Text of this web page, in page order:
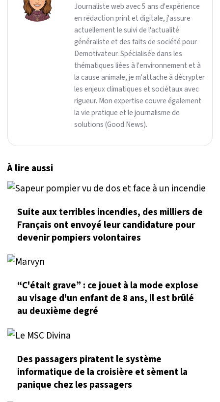
Journaliste web avec 5 ans d'expérience
en rédaction print et digitale, j'assure
actuellement le suivi de l'actualité
généraliste et des faits de société pour
Demotivateur. Spécialisée dans les
thématiques liées à l'environnement et à
la cause animale, je m'attache à décrypter
les enjeux climatiques et sociétaux avec
rigueur. Mon expertise couvre également
la vie pratique et le journalisme de
solutions (Good News).
À lire aussi
Suite aux terribles incendies, des milliers de
Français ont envoyé leur candidature pour
devenir pompiers volontaires
“C'était grave” : ce jouet à la mode explose
au visage d'un enfant de 8 ans, il est brûlé
au deuxième degré
Des passagers piratent le système
informatique de la croisière et sèment la
panique chez les passagers